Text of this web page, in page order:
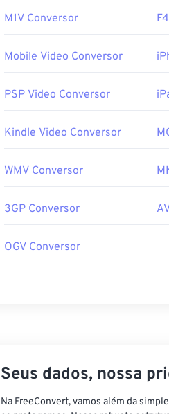
M1V Conversor
Mobile Video Conversor
PSP Video Conversor
Kindle Video Conversor
WMV Conversor
3GP Conversor
OGV Conversor
Seus dados, nossa
Na FreeConvert, vamos além da